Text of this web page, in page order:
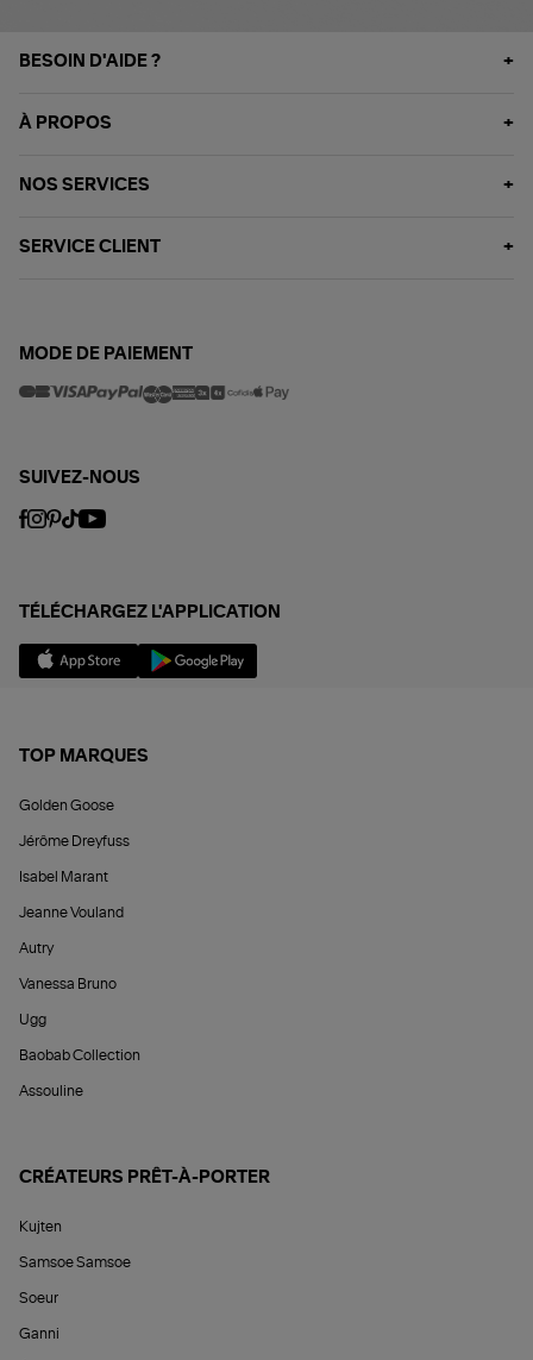
BESOIN D'AIDE ?
À PROPOS
NOS SERVICES
SERVICE CLIENT
MODE DE PAIEMENT
SUIVEZ-NOUS
TÉLÉCHARGEZ L'APPLICATION
TOP MARQUES
Golden Goose
Jérôme Dreyfuss
Isabel Marant
Jeanne Vouland
Autry
Vanessa Bruno
Ugg
Baobab Collection
Assouline
CRÉATEURS PRÊT-À-PORTER
Kujten
Samsoe Samsoe
Soeur
Ganni